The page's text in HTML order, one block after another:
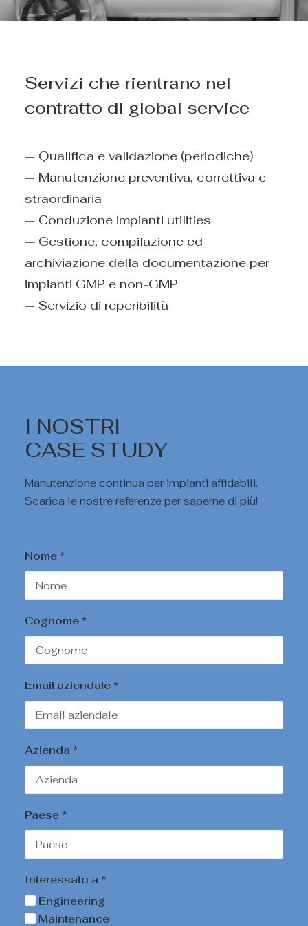
Servizi che rientrano nel
contratto di global service
— Qualifica e validazione (periodiche)
— Manutenzione preventiva, correttiva e
straordinaria
— Conduzione impianti utilities
— Gestione, compilazione ed
archiviazione della documentazione per
impianti GMP e non-GMP
— Servizio di reperibilità
I NOSTRI
CASE STUDY
Manutenzione continua per impianti affidabili.
Scarica le nostre referenze per saperne di più!
Nome *
Cognome *
Email aziendale *
Azienda *
Paese *
Interessato a *
Engineering
Maintenance